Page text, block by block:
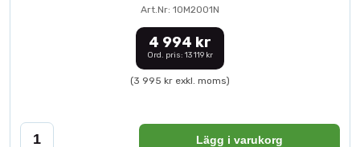
Art.Nr: 10M2001N
4 994 kr
Ord. pris: 13 119 kr
(3 995 kr exkl. moms)
Lägg i varukorg